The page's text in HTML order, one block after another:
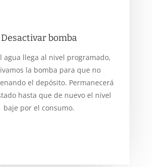
Desactivar bomba
agua llega al nivel programado,
la bomba para que no
el depósito. Permanecerá
hasta que de nuevo el nivel
baje por el consumo.